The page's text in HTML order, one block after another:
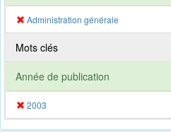
Administration générale
Mots clés
Année de publication
2003